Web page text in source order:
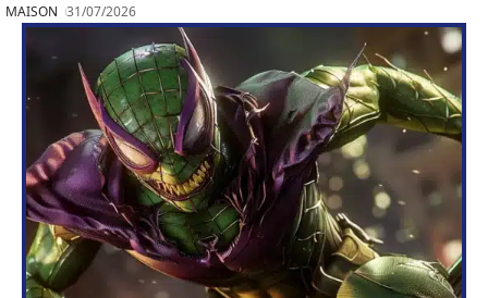
MAISON 31/07/2026